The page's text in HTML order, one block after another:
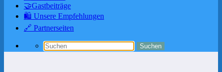
🤝Gastbeiträge
🛍️ Unsere Empfehlungen
🔗 Partnerseiten